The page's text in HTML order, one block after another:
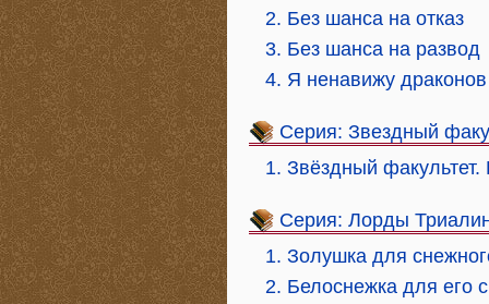
2. Без шанса на отказ
3. Без шанса на развод
4. Я ненавижу драконов
Серия: Звездный
1. Звёздный
Серия: Лорды
1. Золушка для
2. Белоснежка для его